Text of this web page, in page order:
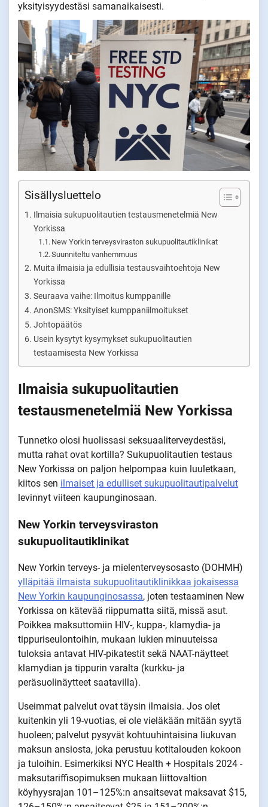
yksityisyydestäsi samanaikaisesti.
Sisällysluettelo
Ilmaisia sukupuolitautien testausmenetelmiä New
Yorkissa
New Yorkin terveysviraston sukupuolitautiklinikat
Suunniteltu vanhemmuus
Muita ilmaisia ja edullisia testausvaihtoehtoja New
Yorkissa
Seuraava vaihe: Ilmoitus kumppanille
AnonSMS: Yksityiset kumppaniilmoitukset
Johtopäätös
Usein kysytyt kysymykset sukupuolitautien
testaamisesta New Yorkissa
Ilmaisia sukupuolitautien
testausmenetelmiä New Yorkissa
Tunnetko olosi huolissasi seksuaaliterveydestäsi,
mutta rahat ovat kortilla? Sukupuolitautien testaus
New Yorkissa on paljon helpompaa kuin luuletkaan,
kiitos sen ilmaiset ja edulliset sukupuolitautipalvelut
levinnyt viiteen kaupunginosaan.
New Yorkin terveysviraston
sukupuolitautiklinikat
New Yorkin terveys- ja mielenterveysosasto (DOHMH)
ylläpitää ilmaista sukupuolitautiklinikkaa jokaisessa
New Yorkin kaupunginosassa, joten testaaminen New
Yorkissa on kätevää riippumatta siitä, missä asut.
Poikkea maksuttomiin HIV-, kuppa-, klamydia- ja
tippuriseulontoihin, mukaan lukien minuuteissa
tuloksia antavat HIV-pikatestit sekä NAAT-näytteet
klamydian ja tippurin varalta (kurkku- ja
peräsuolinäytteet saatavilla).
Useimmat palvelut ovat täysin ilmaisia. Jos olet
kuitenkin yli 19-vuotias, ei ole vieläkään mitään syytä
huoleen; palvelut pysyvät kohtuuhintaisina liukuvan
maksun ansiosta, joka perustuu kotitalouden kokoon
ja tuloihin. Esimerkiksi NYC Health + Hospitals 2024 -
maksutariffisopimuksen mukaan liittovaltion
köyhyysrajan 101–125%:n ansaitsevat maksavat $15,